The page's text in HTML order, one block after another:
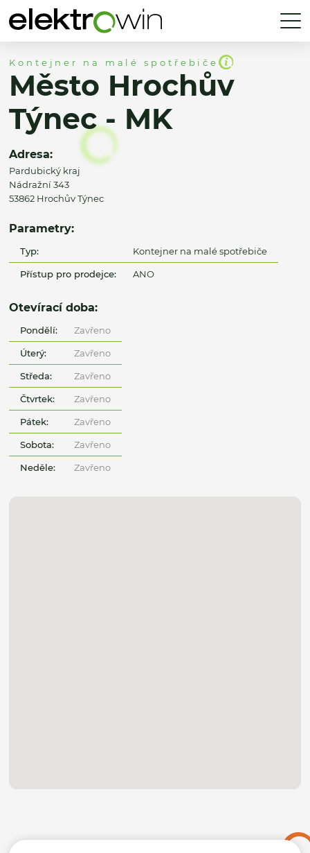
Kontejner na malé spotřebiče
Město Hrochův
Týnec - MK
Adresa:
Pardubický kraj
Nádražní 343
53862 Hrochův Týnec
Parametry:
Typ: Kontejner na malé spotřebiče
Přístup pro prodejce: ANO
Otevírací doba:
Pondělí: Zavřeno
Úterý: Zavřeno
Středa: Zavřeno
Čtvrtek: Zavřeno
Pátek: Zavřeno
Sobota: Zavřeno
Neděle: Zavřeno